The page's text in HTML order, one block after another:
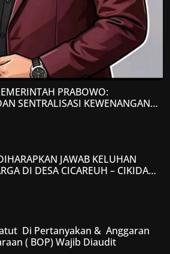
PRABOWO:
SENTRALISASI KEWENANGAN
TIPIKOR RI BERIKAN TANGGAPAN
JAWAB KELUHAN
DI DESA CICAREUH – CIKIDANG
Di Pertanyakan & Anggaran
( BOP) Wajib Diaudit